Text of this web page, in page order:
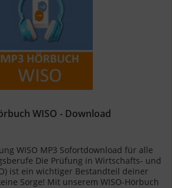
WISO - Download
WISO MP3 Sofortdownload für alle
Die Prüfung in Wirtschafts- und
ist ein wichtiger Bestandteil deiner
Sorge! Mit unserem WISO-Hörbuch